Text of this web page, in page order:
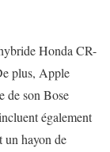
Honda CR-
plus, Apple
de son Bose
également
un hayon de